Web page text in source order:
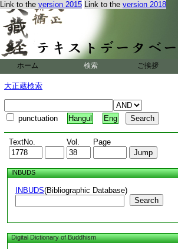
Link to the version 2015 Link to the version 2018
ホーム 検索 ご挨拶
大正蔵検索
punctuation Hangul Eng
TextNo. Vol. Page
INBUDS
INBUDS(Bibliographic Database)
Search
Digital Dictionary of Buddhism